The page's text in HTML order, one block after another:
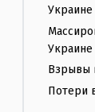
Украине
Украине
Взрывы
Потери